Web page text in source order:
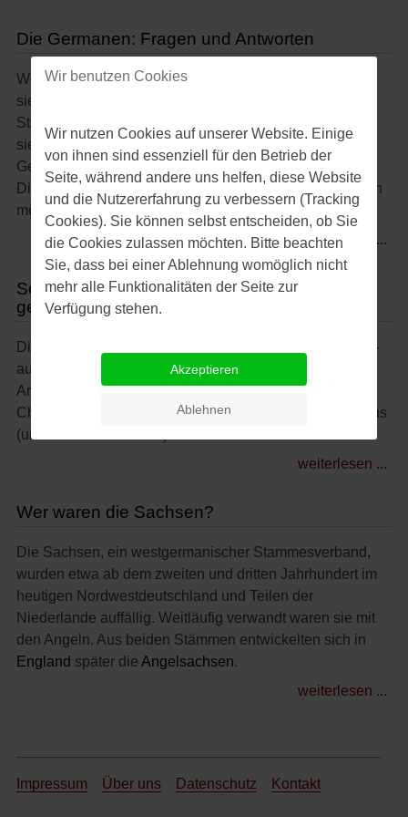
Die Germanen: Fragen und Antworten
Woher kamen die Germanen, wie lebten sie, wie haben
sie sich gekleidet und: Woran glaubten sie? Welche
Stämme sind den Germanen zuzurechnen? Was haben
sie mit den Indoeuropäern zu tun? Wie kamen die
Germanen zu ihrem Namen? Was bedeutet "Thing"?
Diese und eine Reihe weiterer Fragen zu den Germanen
möchten wir in diesem Beitrag beantworten.
weiterlesen ...
Schlacht im Teutoburger Wald: Wer kämpfte
gegen wen?
Die Kontrahenten in der Schlacht im Teutoburger Wald –
auch Hermanns- bzw. Varusschlacht genannt – waren
Arminius/Hermann der Cherusker (um 17 v. Chr.-21 n.
Chr.) und der römische Feldherr Pablius Quinctilius Varus
(um 46 v. Chr.-9 n. Chr.).
weiterlesen ...
Wer waren die Sachsen?
Die Sachsen, ein westgermanischer Stammesverband,
wurden etwa ab dem zweiten und dritten Jahrhundert im
heutigen Nordwestdeutschland und Teilen der
Niederlande auffällig. Weitläufig verwandt waren sie mit
den Angeln. Aus beiden Stämmen entwickelten sich in
England später die Angelsachsen.
weiterlesen ...
Impressum Über uns Datenschutz Kontakt
Wir benutzen Cookies
Wir nutzen Cookies auf unserer Website. Einige
von ihnen sind essenziell für den Betrieb der
Seite, während andere uns helfen, diese Website
und die Nutzererfahrung zu verbessern (Tracking
Cookies). Sie können selbst entscheiden, ob Sie
die Cookies zulassen möchten. Bitte beachten
Sie, dass bei einer Ablehnung womöglich nicht
mehr alle Funktionalitäten der Seite zur
Verfügung stehen.
Akzeptieren
Ablehnen